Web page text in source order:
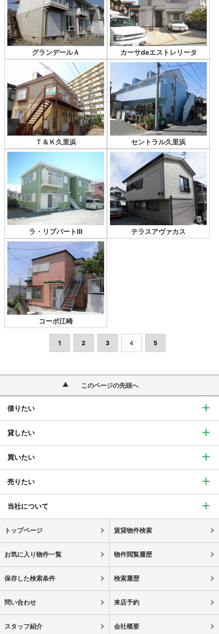
グランデールＡ カーサdeエストレリータ
Ｔ＆Ｋ久里浜 セントラル久里浜
ラ・リブパートⅢ テラスアヴァカス
コーポ江崎
1 2 3 4 5
このページの先頭へ
借りたい
貸したい
買いたい
売りたい
当社について
トップページ 賃貸物件検索
お気に入り物件一覧 物件閲覧履歴
保存した検索条件 検索履歴
問い合わせ 来店予約
スタッフ紹介 会社概要